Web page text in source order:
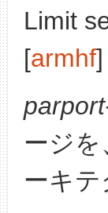
Limit
[armhf
ージ
ーキ